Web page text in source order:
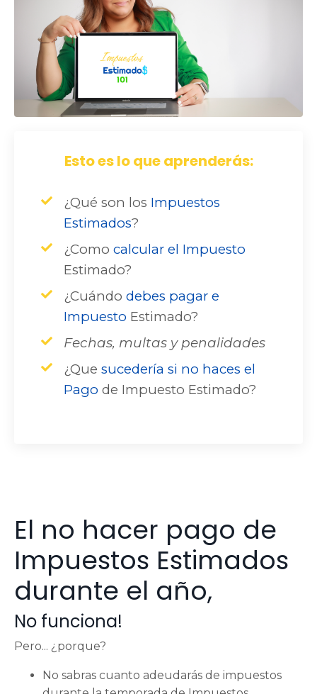
Esto es lo que aprenderás:
¿Qué son los Impuestos
Estimados?
¿Como calcular el Impuesto
Estimado?
¿Cuándo debes pagar e
Impuesto Estimado?
Fechas, multas y penalidades
¿Que sucedería si no haces el
Pago de Impuesto Estimado?
El no hacer pago de
Impuestos Estimados
durante el año,
No funciona!
Pero... ¿porque?
No sabras cuanto adeudarás de impuestos